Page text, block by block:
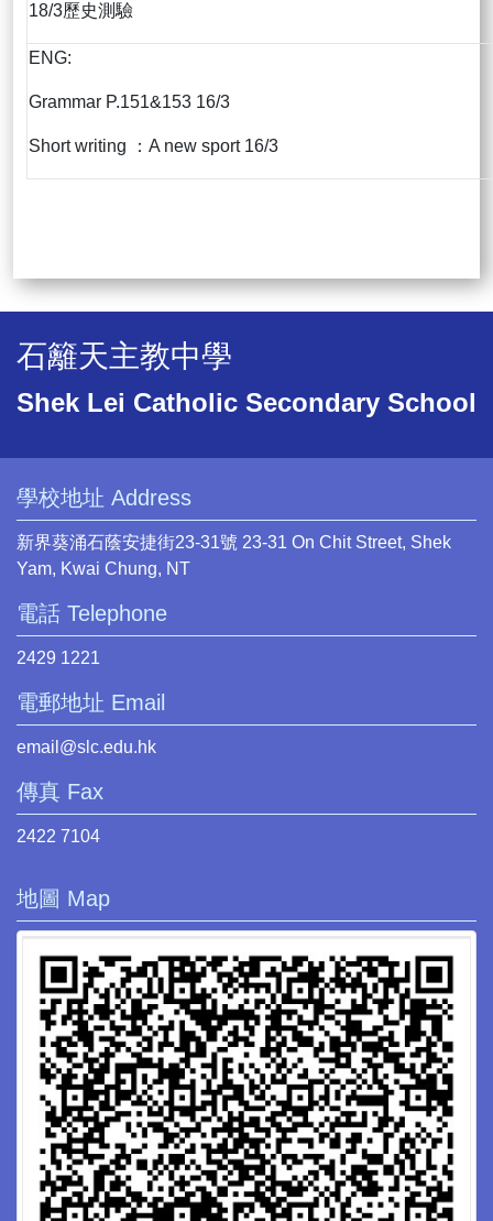
18/3歷史測驗
ENG:
Grammar P.151&153 16/3
Short writing ：A new sport 16/3
石籬天主教中學
Shek Lei Catholic Secondary School
學校地址 Address
新界葵涌石蔭安捷街23-31號 23-31 On Chit Street, Shek
Yam, Kwai Chung, NT
電話 Telephone
2429 1221
電郵地址 Email
email@slc.edu.hk
傳真 Fax
2422 7104
地圖 Map